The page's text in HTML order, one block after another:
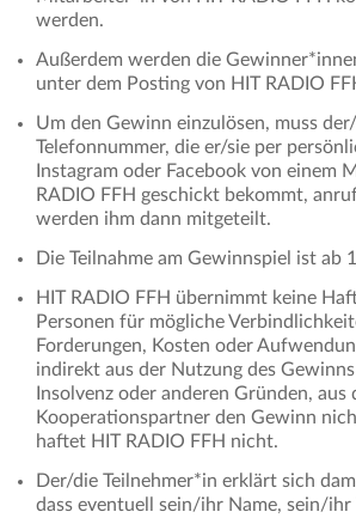
werden.
Außerdem werden die
unter dem Posting von HIT RADIO
Um den Gewinn einzulösen, muss
Telefonnummer, die er/sie per
Instagram oder Facebook von einem
RADIO FFH geschickt bekommt,
werden ihm dann mitgeteilt.
Die Teilnahme am Gewinnspiel ist ab
HIT RADIO FFH übernimmt keine
Personen für mögliche
Forderungen, Kosten oder
indirekt aus der Nutzung des
Insolvenz oder anderen Gründen, aus
Kooperationspartner den Gewinn
haftet HIT RADIO FFH nicht.
Der/die Teilnehmer*in erklärt sich
dass eventuell sein/ihr Name, sein/